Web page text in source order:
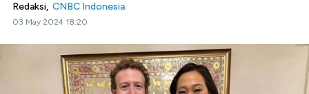
Redaksi, CNBC Indonesia
03 May 2024 18:20